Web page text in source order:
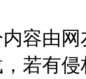
容由
若有